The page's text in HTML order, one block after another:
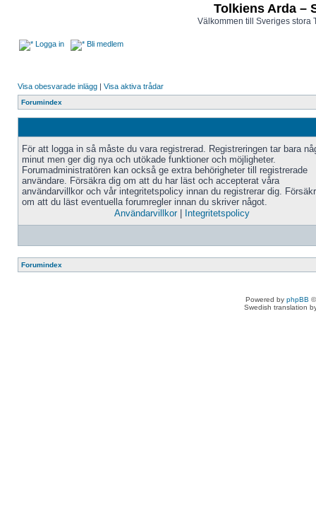
Tolkiens Arda –
Välkommen till Sveriges stora
Logga in Bli medlem
Visa obesvarade inlägg | Visa aktiva trådar
Forumindex
För att logga in så måste du vara registrerad. Registreringen tar bara
minut men ger dig nya och utökade funktioner och möjligheter.
Forumadministratören kan också ge extra behörigheter till registrerade
användare. Försäkra dig om att du har läst och accepterat våra
användarvillkor och vår integritetspolicy innan du registrerar dig.
om att du läst eventuella forumregler innan du skriver något.
Användarvillkor| Integritetspolicy
Forumindex
Powered by phpBB
Swedish translation